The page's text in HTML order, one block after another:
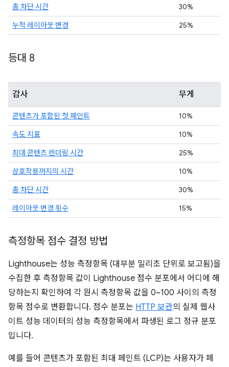
총 차단 시간
30%
누적 레이아웃 변경
25%
등대 8
감사 무게
콘텐츠가 포함된 첫 페인트
10%
속도 지표
10%
최대 콘텐츠 렌더링 시간
25%
상호작용까지의 시간
10%
총 차단 시간
30%
레이아웃 변경 횟수
15%
측정항목 점수 결정 방법
Lighthouse는 성능 측정항목 (대부분 밀리초 단위로 보고됨)을
수집한 후 측정항목 값이 Lighthouse 점수 분포에서 어디에 해
당하는지 확인하여 각 원시 측정항목 값을 0~100 사이의 측정
항목 점수로 변환합니다. 점수 분포는 HTTP 보관의 실제 웹사
이트 성능 데이터의 성능 측정항목에서 파생된 로그 정규 분포
입니다.
예를 들어 콘텐츠가 포함된 최대 페인트 (LCP)는 사용자가 페